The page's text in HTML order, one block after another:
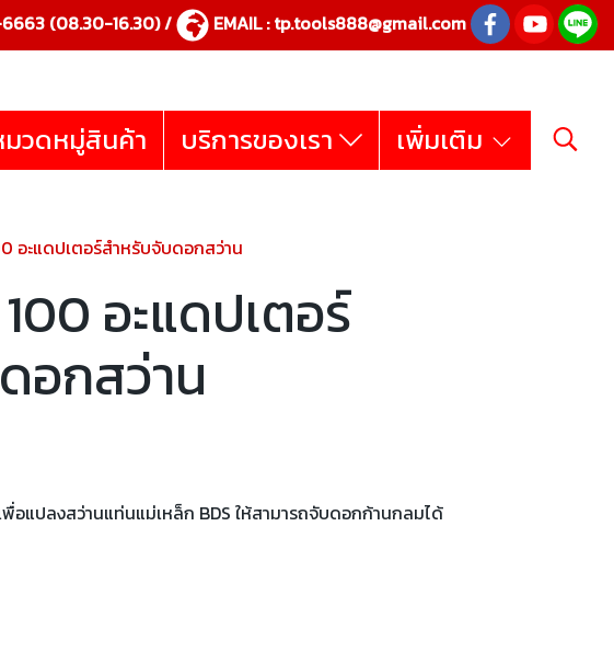
(08.30-16.30) / EMAIL :tp.tools888@gmail.com
วดหมู่สินค้า บริการของเรา เพิ่มเติม
อะแดปเตอร์สำหรับจับดอกสว่าน
อะแดปเตอร์
อกสว่าน
อแปลงสว่านแท่นแม่เหล็ก BDS ให้สามารถจับดอกก้านกลมได้